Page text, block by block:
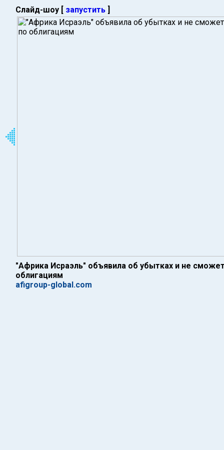
Слайд-шоу [ запустить ]
"Африка Исраэль" объявила об убытках и не
облигациям
afigroup-global.com